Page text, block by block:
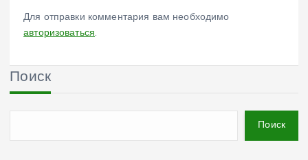
Для отправки комментария вам необходимо
авторизоваться.
Поиск
Поиск